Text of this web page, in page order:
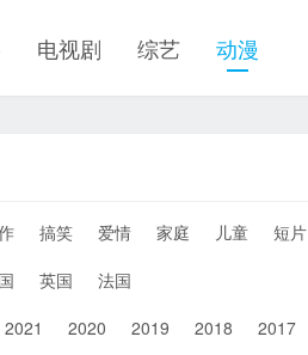
电视剧 综艺 动漫
搞笑 爱情 家庭 儿童 短片
英国
法国
2021 2020 2019 2018 2017